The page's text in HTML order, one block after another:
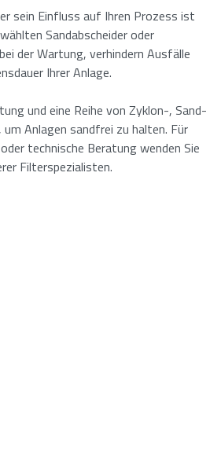
sein Einfluss auf Ihren Prozess ist
Sandabscheider oder
der Wartung, verhindern Ausfälle
Ihrer Anlage.
und eine Reihe von Zyklon-, Sand-
Anlagen sandfrei zu halten. Für
technische Beratung wenden Sie
Filterspezialisten.